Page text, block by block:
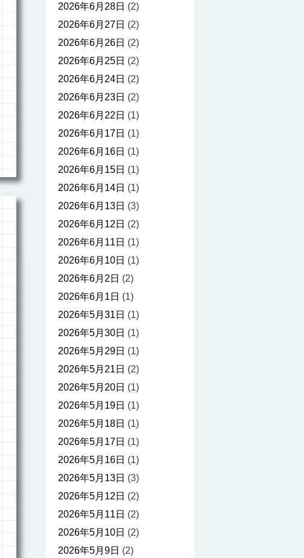
2026年6月28日 (2)
2026年6月27日 (2)
2026年6月26日 (2)
2026年6月25日 (2)
2026年6月24日 (2)
2026年6月23日 (2)
2026年6月22日 (1)
2026年6月17日 (1)
2026年6月16日 (1)
2026年6月15日 (1)
2026年6月14日 (1)
2026年6月13日 (3)
2026年6月12日 (2)
2026年6月11日 (1)
2026年6月10日 (1)
2026年6月2日 (2)
2026年6月1日 (1)
2026年5月31日 (1)
2026年5月30日 (1)
2026年5月29日 (1)
2026年5月21日 (2)
2026年5月20日 (1)
2026年5月19日 (1)
2026年5月18日 (1)
2026年5月17日 (1)
2026年5月16日 (1)
2026年5月13日 (3)
2026年5月12日 (2)
2026年5月11日 (2)
2026年5月10日 (2)
2026年5月9日 (2)